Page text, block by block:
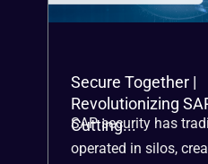
Secure Together |
Revolutionizing
Cutting...
SAP security has
operated in silos,